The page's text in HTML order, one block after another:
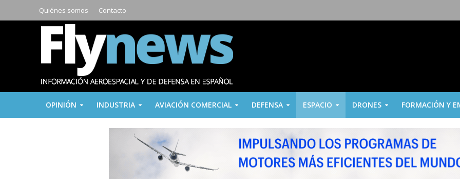
Quiénes somos Contacto
OPINIÓN INDUSTRIA AVIACIÓN COMERCIAL DEFENSA ESPACIO DRONES FORMACIÓN Y